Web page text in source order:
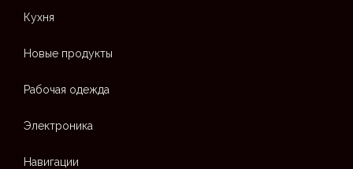
Кухня
Новые продукты
Рабочая одежда
Электроника
Навигации